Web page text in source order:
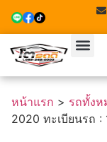
หน้าแรก > รถทั้งห
2020 ทะเบียนรถ :